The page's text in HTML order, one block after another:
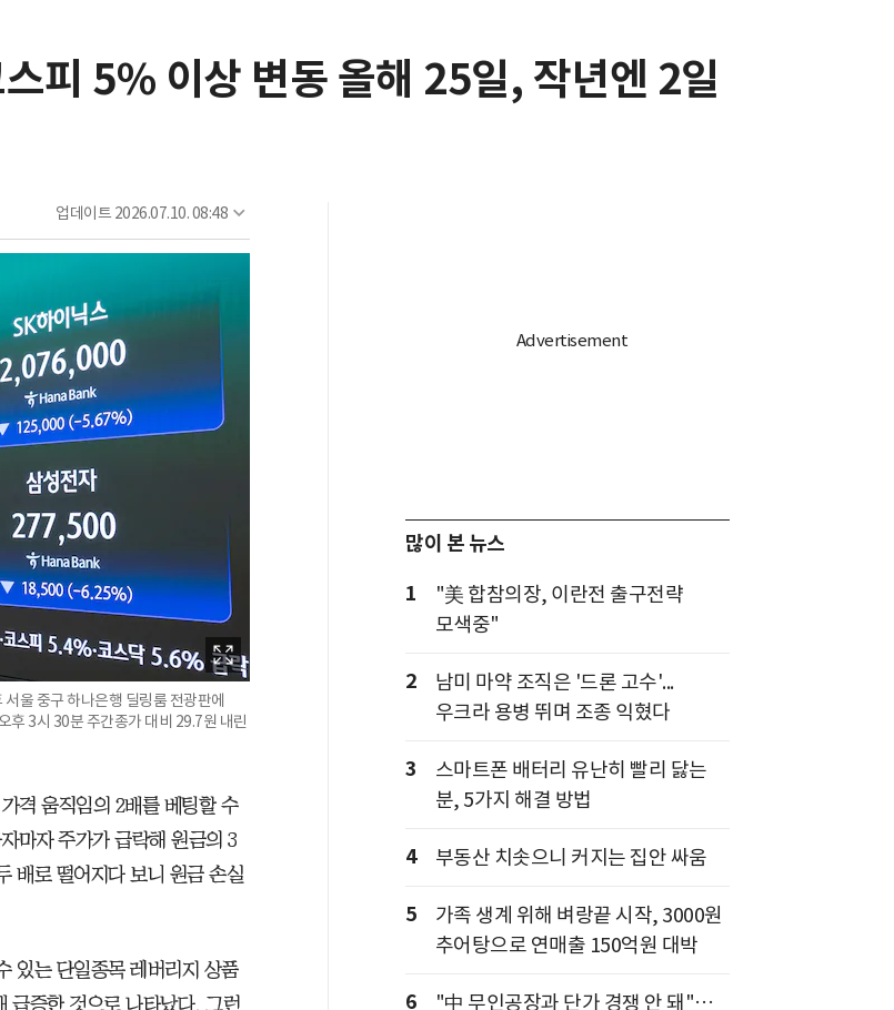
피 5% 이상 변동 올해 25일, 작년엔 2일
업데이트 2026.07.10. 08:48
울 중구 하나은행 딜링룸 전광판에
후 3시 30분 주간종가 대비 29.7원 내린
격 움직임의 2배를 베팅할 수
마자 주가가 급락해 원금의 3
배로 떨어지다 보니 원금 손실
있는 단일종목 레버리지 상품
급증한 것으로 나타났다. 그런
많이 본 뉴스
1
"美 합참의장, 이란전 출구전략
모색중"
2
남미 마약 조직은 '드론 고수'...
우크라 용병 뛰며 조종 익혔다
3
스마트폰 배터리 유난히 빨리 닳는
분, 5가지 해결 방법
4 부동산 치솟으니 커지는 집안 싸움
5
가족 생계 위해 벼랑끝 시작, 3000원
추어탕으로 연매출 150억원 대박
6
"中 무인공장과 단가 경쟁 안 돼"…